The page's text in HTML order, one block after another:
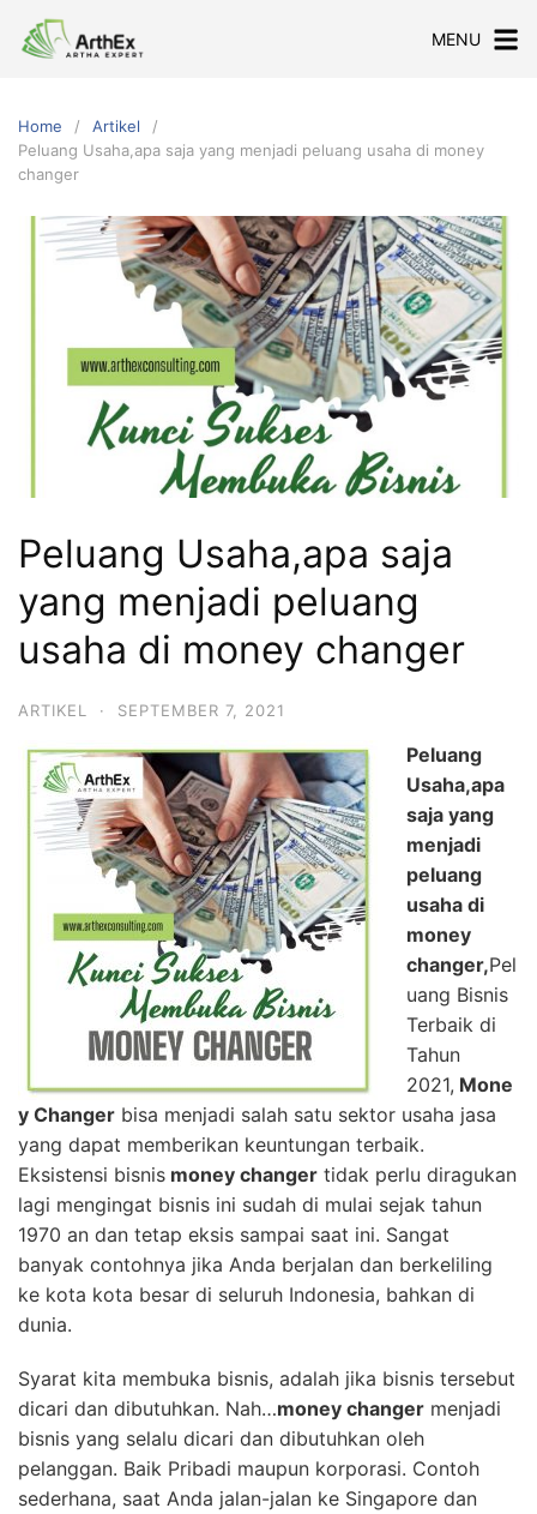
MENU
Home
Artikel
Peluang Usaha,apa saja yang menjadi peluang usaha di money
changer
Peluang Usaha,apa saja
yang menjadi peluang
usaha di money changer
ARTIKEL · SEPTEMBER 7, 2021
Peluang
Usaha,apa
saja yang
menjadi
peluang
usaha di
money
changer,Pel
uang Bisnis
Terbaik di
Tahun
2021, Mone
y Changer bisa menjadi salah satu sektor usaha jasa
yang dapat memberikan keuntungan terbaik.
Eksistensi bisnis money changer tidak perlu diragukan
lagi mengingat bisnis ini sudah di mulai sejak tahun
1970 an dan tetap eksis sampai saat ini. Sangat
banyak contohnya jika Anda berjalan dan berkeliling
ke kota kota besar di seluruh Indonesia, bahkan di
dunia.
Syarat kita membuka bisnis, adalah jika bisnis tersebut
dicari dan dibutuhkan. Nah…money changer menjadi
bisnis yang selalu dicari dan dibutuhkan oleh
pelanggan. Baik Pribadi maupun korporasi. Contoh
sederhana, saat Anda jalan-jalan ke Singapore dan